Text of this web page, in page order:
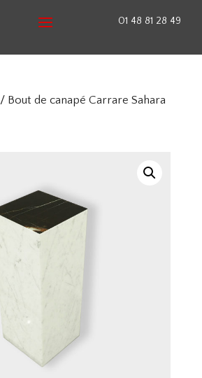
01 48 81 28 49
/ Bout de canapé Carrare Sahara